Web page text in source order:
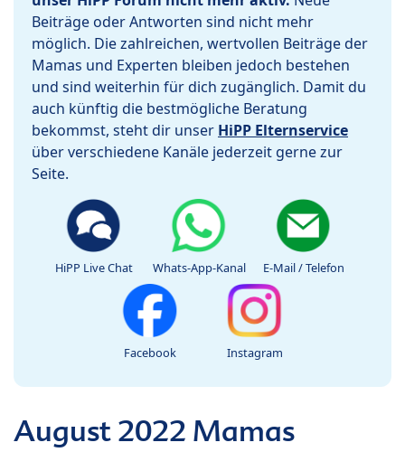
Beiträge oder Antworten sind nicht mehr
möglich. Die zahlreichen, wertvollen Beiträge der
Mamas und Experten bleiben jedoch bestehen
und sind weiterhin für dich zugänglich. Damit du
auch künftig die bestmögliche Beratung
bekommst, steht dir unser HiPP Elternservice
über verschiedene Kanäle jederzeit gerne zur
Seite.
HiPP Live Chat Whats-App-Kanal E-Mail / Telefon
Facebook Instagram
August 2022 Mamas